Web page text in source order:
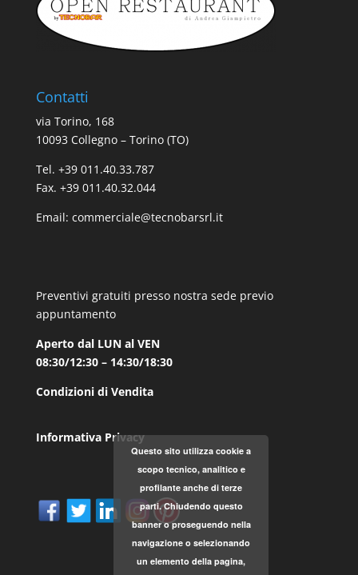
Contatti
via Torino, 168
10093 Collegno – Torino (TO)
Tel. +39 011.40.33.787
Fax. +39 011.40.32.044
Email: commerciale@tecnobarsrl.it
Preventivi gratuiti presso nostra sede previo
appuntamento
Aperto dal LUN al VEN
08:30/12:30 – 14:30/18:30
Condizioni di Vendita
Informativa Privacy
Questo sito utilizza cookie a
scopo tecnico, analitico e
profilante anche di terze
parti. Chiudendo questo
banner o proseguendo nella
navigazione o selezionando
un elemento della pagina,